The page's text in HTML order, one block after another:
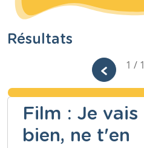
Résultats
1 / 1
Film : Je vais
bien, ne t'en